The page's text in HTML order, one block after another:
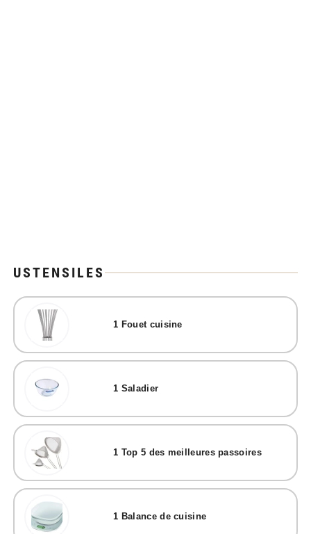
USTENSILES
1 Fouet cuisine
1 Saladier
1 Top 5 des meilleures passoires
1 Balance de cuisine